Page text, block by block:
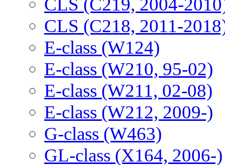
CLS (C219, 2004-
CLS (C218, 2011-
E-class (W124)
E-class (W210, 95-02)
E-class (W211, 02-08)
E-class (W212, 2009-)
G-class (W463)
GL-class (X164, 2006-)